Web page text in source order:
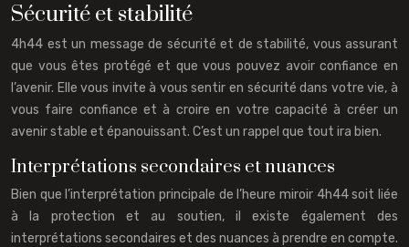
Sécurité et stabilité
4h44 est un message de sécurité et de stabilité, vous assurant
que vous êtes protégé et que vous pouvez avoir confiance en
l’avenir. Elle vous invite à vous sentir en sécurité dans votre vie, à
vous faire confiance et à croire en votre capacité à créer un
avenir stable et épanouissant. C’est un rappel que tout ira bien.
Interprétations secondaires et nuances
Bien que l’interprétation principale de l’heure miroir 4h44 soit liée
à la protection et au soutien, il existe également des
interprétations secondaires et des nuances à prendre en compte.